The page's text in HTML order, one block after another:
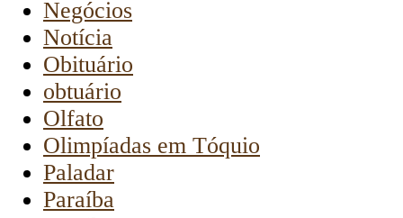
Negócios
Notícia
Obituário
obtuário
Olfato
Olimpíadas em Tóquio
Paladar
Paraíba